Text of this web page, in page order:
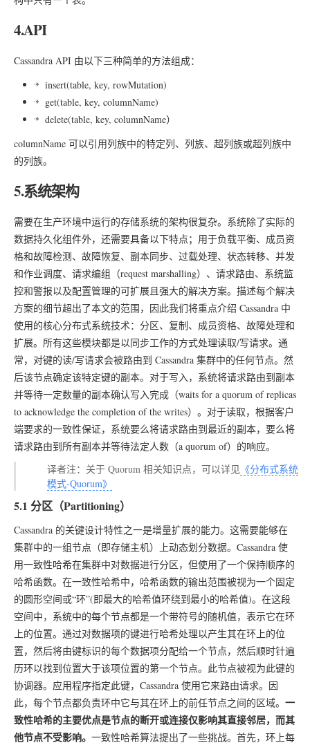
4.API
Cassandra API 由以下三种简单的方法组成：
insert(table, key, rowMutation)
get(table, key, columnName)
delete(table, key, columnName）
columnName 可以引用列族中的特定列、列族、超列族或超列族中
的列族。
5.系统架构
需要在生产环境中运行的存储系统的架构很复杂。系统除了实际的
数据持久化组件外，还需要具备以下特点；用于负载平衡、成员资
格和故障检测、故障恢复、副本同步、过载处理、状态转移、并发
和作业调度、请求编组（request marshalling）、请求路由、系统监
控和警报以及配置管理的可扩展且强大的解决方案。描述每个解决
方案的细节超出了本文的范围，因此我们将重点介绍 Cassandra 中
使用的核心分布式系统技术：分区、复制、成员资格、故障处理和
扩展。所有这些模块都是以同步工作的方式处理读取/写请求。通
常，对键的读/写请求会被路由到 Cassandra 集群中的任何节点。然
后该节点确定该特定键的副本。对于写入，系统将请求路由到副本
并等待一定数量的副本确认写入完成（waits for a quorum of replicas
to acknowledge the completion of the writes）。对于读取，根据客户
端要求的一致性保证，系统要么将请求路由到最近的副本，要么将
请求路由到所有副本并等待法定人数（a quorum of）的响应。
译者注：关于 Quorum 相关知识点，可以详见 《分布式系统
模式-Quorum》
5.1 分区（Partitioning）
Cassandra 的关键设计特性之一是增量扩展的能力。这需要能够在
集群中的一组节点（即存储主机）上动态划分数据。Cassandra 使
用一致性哈希在集群中对数据进行分区，但使用了一个保持顺序的
哈希函数。在一致性哈希中，哈希函数的输出范围被视为一个固定
的圆形空间或“环”(即最大的哈希值环绕到最小的哈希值)。在这段
空间中，系统中的每个节点都是一个带符号的随机值，表示它在环
上的位置。通过对数据项的键进行哈希处理以产生其在环上的位
置，然后将由键标识的每个数据项分配给一个节点，然后顺时针遍
历环以找到位置大于该项位置的第一个节点。此节点被视为此键的
协调器。应用程序指定此键，Cassandra 使用它来路由请求。因
此，每个节点都负责环中它与其在环上的前任节点之间的区域。 一
致性哈希的主要优点是节点的断开或连接仅影响其直接邻居，而其
他节点不受影响。 一致性哈希算法提出了一些挑战。首先，环上每